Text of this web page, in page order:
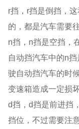
r挡，r挡是倒挡，
的，都是汽车需要
n挡，n挡是空挡，
自动挡汽车中的n
驶自动挡汽车的时
变速箱造成一定损坏
d挡，d挡是前进挡
挡位，不过需要注